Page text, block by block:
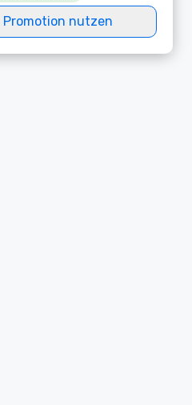
Promotion nutzen